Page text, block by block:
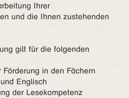
Ihrer
und die Ihnen zustehenden
gilt für die folgenden
in den Fächern
Englisch
der Lesekompetenz